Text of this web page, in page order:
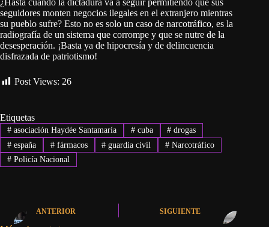
seguidores monten negocios ilegales en el extranjero mientras
su pueblo sufre? Esto no es solo un caso de narcotráfico, es la
radiografía de un sistema que corrompe y que se nutre de la
desesperación. ¡Basta ya de hipocresía y de delincuencia
disfrazada de patriotismo!
Post Views: 26
Etiquetas
#asociación Haydée Santamaría #cuba # drogas
#españa #fármacos # guardia civil # Narcotráfico
#Policía Nacional
ANTERIOR SIGUIENTE